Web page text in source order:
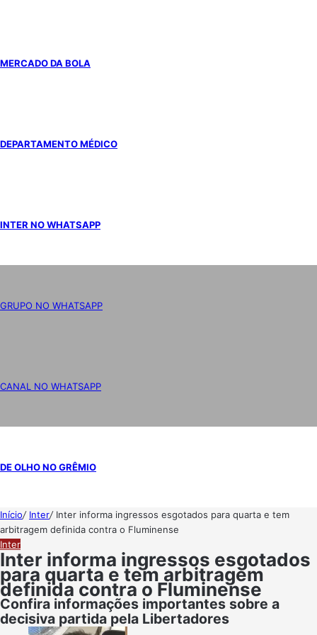
MERCADO DA BOLA
DEPARTAMENTO MÉDICO
INTER NO WHATSAPP
GRUPO NO WHATSAPP
CANAL NO WHATSAPP
DE OLHO NO GRÊMIO
Início/ Inter/ Inter informa ingressos esgotados para quarta e tem
arbitragem definida contra o Fluminense
Inter
Inter informa ingressos esgotados
para quarta e tem arbitragem
definida contra o Fluminense
Confira informações importantes sobre a
decisiva partida pela Libertadores